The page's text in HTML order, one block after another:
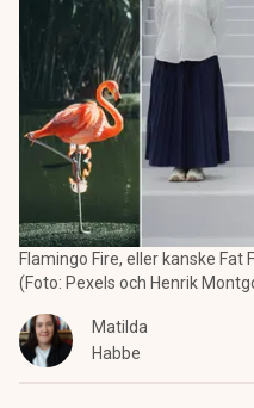
Flamingo Fire, eller kanske Fat
(Foto: Pexels och Henrik
Matilda
Habbe